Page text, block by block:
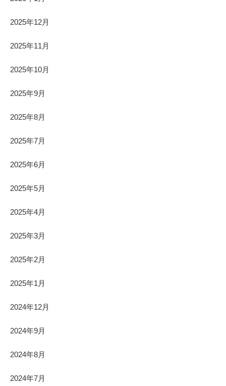
2025年12月
2025年11月
2025年10月
2025年9月
2025年8月
2025年7月
2025年6月
2025年5月
2025年4月
2025年3月
2025年2月
2025年1月
2024年12月
2024年9月
2024年8月
2024年7月